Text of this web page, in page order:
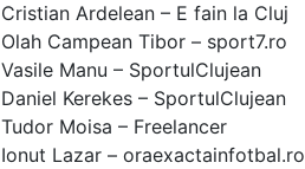
Cristian Ardelean – E fain la Cluj
Olah Campean Tibor – sport7.ro
Vasile Manu – SportulClujean
Daniel Kerekes – SportulClujean
Tudor Moisa – Freelancer
Ionut Lazar – oraexactainfotbal.ro